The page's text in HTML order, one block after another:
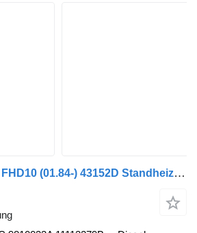
Bosch zukünftiges FHD10 (01.84-) 43152D Standheizung für Bova Futura FHD, FLD (1982-) Bus